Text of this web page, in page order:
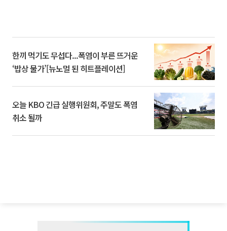
한끼 먹기도 무섭다...폭염이 부른 뜨거운
‘밥상 물가’[뉴노멀 된 히트플레이션]
오늘 KBO 긴급 실행위원회, 주말도 폭염
취소 될까